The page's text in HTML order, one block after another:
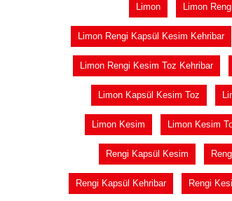
Limon Limon Rengi
Limon Rengi Kapsül Kesim Kehribar
Limon Rengi Kesim Toz Kehribar
Limon Kapsül Kesim Toz
Limon Kesim Limon Kesim
Rengi Kapsül Kesim
Rengi Kapsül Kehribar Rengi